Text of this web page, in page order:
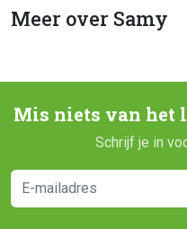
Meer over Samy
Mis niets van het
Schrijf je in